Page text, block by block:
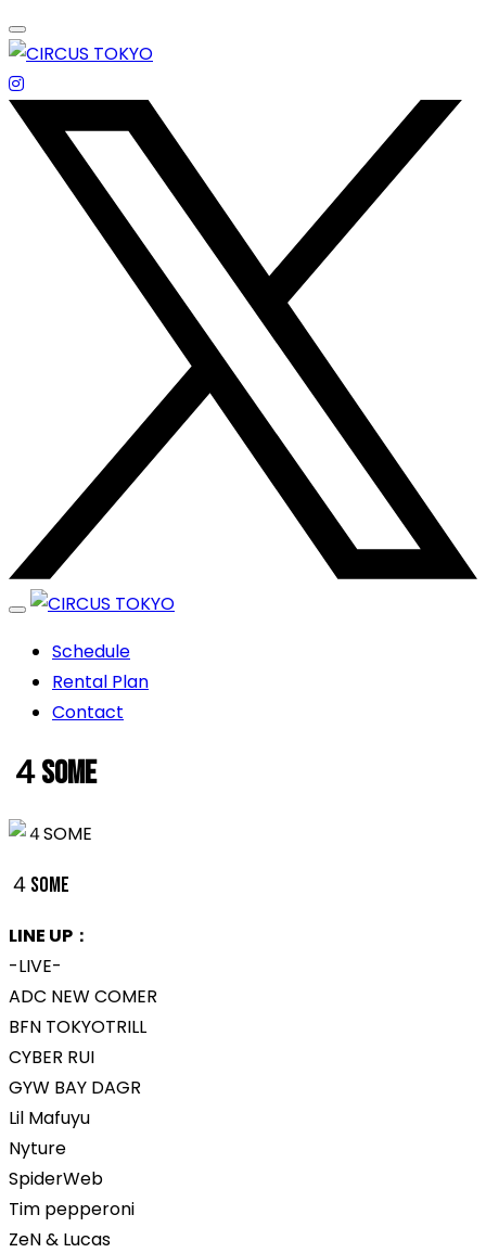
Skip
to
content
エンターテイメントスペース
CIRCUS TOKYO
エンターテイメントスペース
Schedule
Rental Plan
Contact
４SOME
４SOME
LINE UP：
-LIVE-
ADC NEW COMER
BFN TOKYOTRILL
CYBER RUI
GYW BAY DAGR
Lil Mafuyu
Nyture
SpiderWeb
Tim pepperoni
ZeN & Lucas